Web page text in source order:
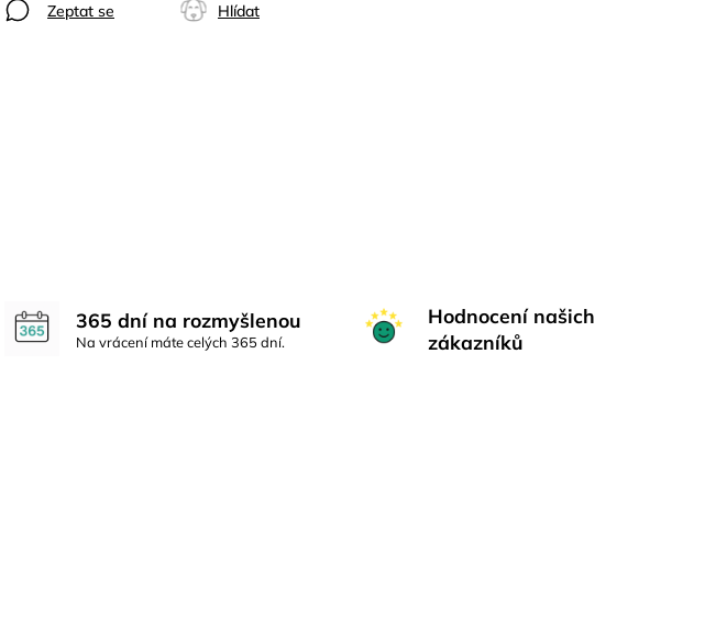
Zeptat se Hlídat
365 dní na rozmyšlenou
Na vrácení máte celých 365 dní.
Hodnocení našich
zákazníků